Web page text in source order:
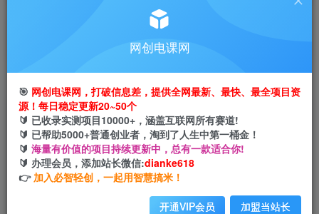
搭建同款网站，自己当老板
（5562期）外面收费9800小红书0粉无限私信引流
技术 全自动引流解放双手【视频+脚本】
网创电课网
2年前发布
1718 194
网创电课网
🎯 网创电课网，打破信息差，提供全网最新、最快、最全项目资
源！每日稳定更新20~50个
🔰 已收录实测项目10000+，涵盖互联网所有赛道!
🔰 已帮助5000+普通创业者，淘到了人生中第一桶金！
🔰 海量有价值的项目持续更新中，总有一款适合你!
🔰 办理会员，添加站长微信:dianke618
👉 加入必智轻创，一起用智慧搞米！
开通VIP会员 加盟当站长